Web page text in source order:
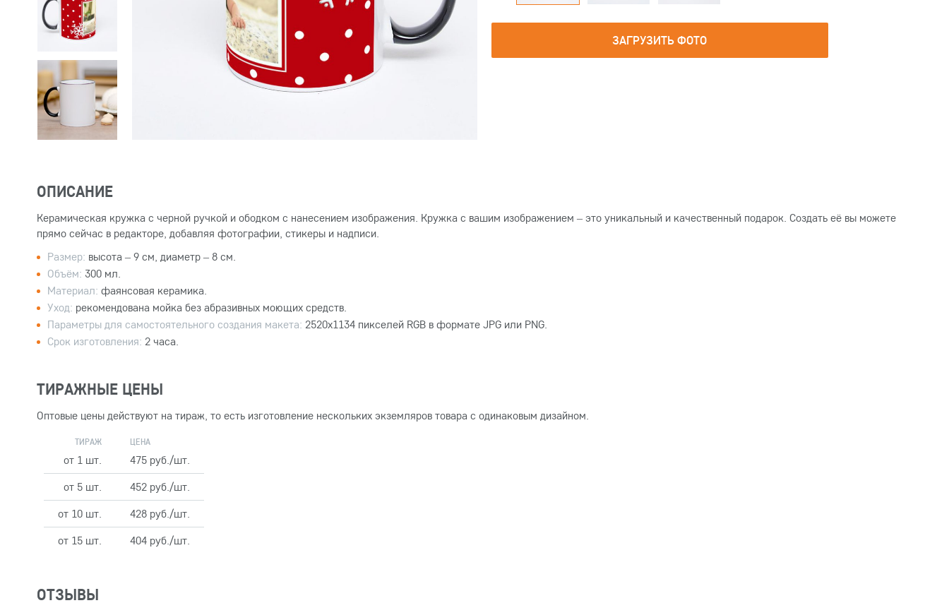
ЗАГРУЗИТЬ ФОТО
ОПИСАНИЕ
Керамическая кружка с черной ручкой и ободком с нанесением изображения. Кружка с вашим изображением – это уникальный и качественный подарок. Создать её вы можете
прямо сейчас в редакторе, добавляя фотографии, стикеры и надписи.
Размер: высота – 9 см, диаметр – 8 см.
Объём: 300 мл.
Материал: фаянсовая керамика.
Уход: рекомендована мойка без абразивных моющих средств.
Параметры для самостоятельного создания макета: 2520x1134 пикселей RGB в формате JPG или PNG.
Срок изготовления: 2 часа.
ТИРАЖНЫЕ ЦЕНЫ
Оптовые цены действуют на тираж, то есть изготовление нескольких экземляров товара с одинаковым дизайном.
ТИРАЖ ЦЕНА
от 1 шт.
475 руб./шт.
от 5 шт.
452 руб./шт.
от 10 шт.
428 руб./шт.
от 15 шт.
404 руб./шт.
ОТЗЫВЫ